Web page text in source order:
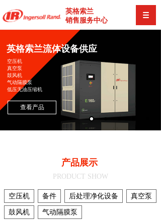
英格索兰
销售服务中心
英格索兰流体设备供应
空压机
真空泵
鼓风机
气动隔膜泵
低压无油压缩机
查看产品
产品展示
PRODUCT SHOW
空压机 备件 后处理净化设备
真空泵
鼓风机
气动隔膜泵